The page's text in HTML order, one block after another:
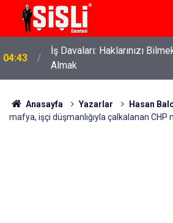
04:43
İş Davaları: Haklarınızı
Almak
Anasayfa Yazarlar Hasan
mafya, işçi düşmanlığıyla çalkalanan CHP